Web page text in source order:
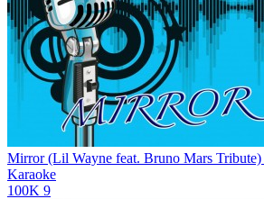
Mirror (Lil Wayne feat. Bruno Mars Tribute)
Karaoke
100K 9